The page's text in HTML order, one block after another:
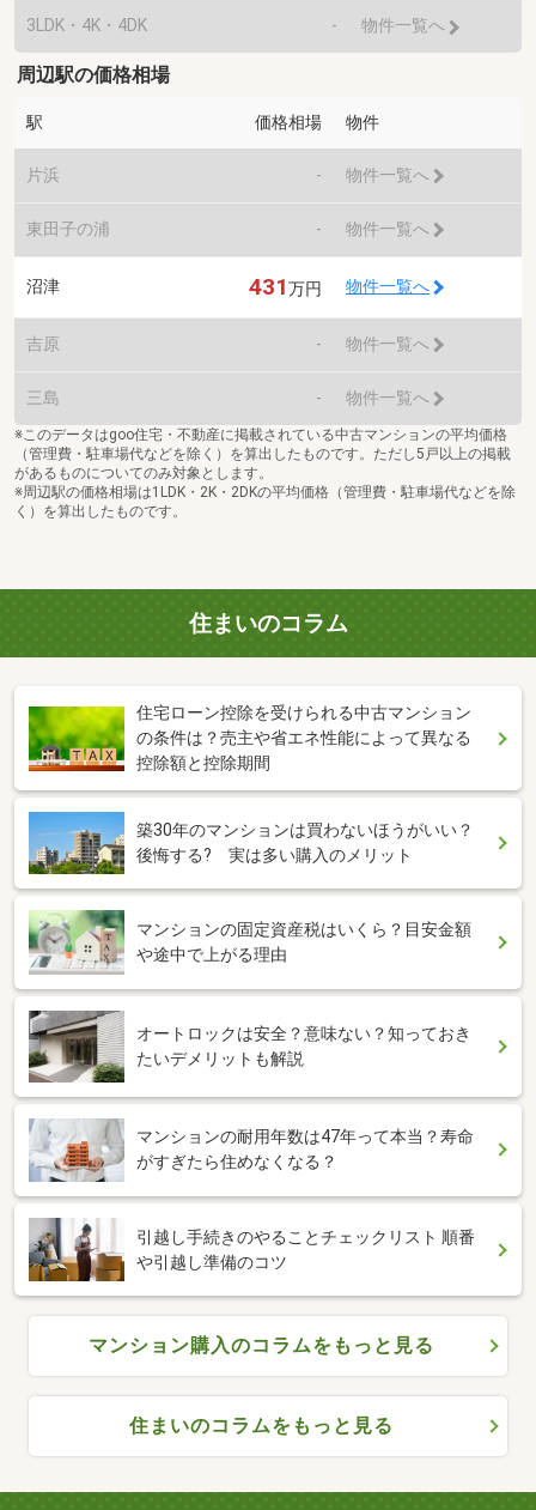
3LDK・4K・4DK - 物件一覧へ
周辺駅の価格相場
駅 価格相場 物件
片浜 - 物件一覧へ
東田子の浦 - 物件一覧へ
沼津 431万円 物件一覧へ
吉原 - 物件一覧へ
三島 - 物件一覧へ
※このデータはgoo住宅・不動産に掲載されている中古マンションの平均価格
（管理費・駐車場代などを除く）を算出したものです。ただし5戸以上の掲載
があるものについてのみ対象とします。
※周辺駅の価格相場は1LDK・2K・2DKの平均価格（管理費・駐車場代などを除
く）を算出したものです。
住まいのコラム
住宅ローン控除を受けられる中古マンション
の条件は？売主や省エネ性能によって異なる
控除額と控除期間
築30年のマンションは買わないほうがいい？
後悔する? 実は多い購入のメリット
マンションの固定資産税はいくら？目安金額
や途中で上がる理由
オートロックは安全？意味ない？知っておき
たいデメリットも解説
マンションの耐用年数は47年って本当？寿命
がすぎたら住めなくなる？
引越し手続きのやることチェックリスト 順番
や引越し準備のコツ
マンション購入のコラムをもっと見る
住まいのコラムをもっと見る